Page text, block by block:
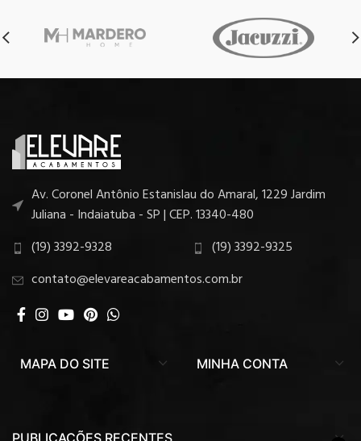
Av. Coronel Antônio Estanislau do Amaral, 1229 Jardim
Juliana - Indaiatuba - SP | CEP. 13340-480
(19) 3392-9328
(19) 3392-9325
contato@elevareacabamentos.com.br
MAPA DO SITE MINHA CONTA